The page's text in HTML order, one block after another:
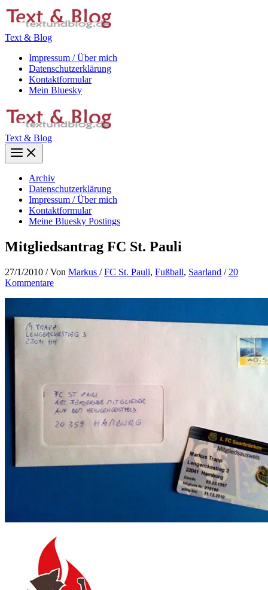
Zum
Inhalt
Text & Blog
Impressum / Über mich
Datenschutzerklärung
Kontaktformular
Mein Bluesky
Text & Blog
Main
Menu
Archiv
Datenschutzerklärung
Impressum / Über mich
Kontaktformular
Meine Bluesky Postings
Mitgliedsantrag FC St. Pauli
27/1/2010 / Von Markus /FC St. Pauli, Fußball, Saarland / 20
Kommentare